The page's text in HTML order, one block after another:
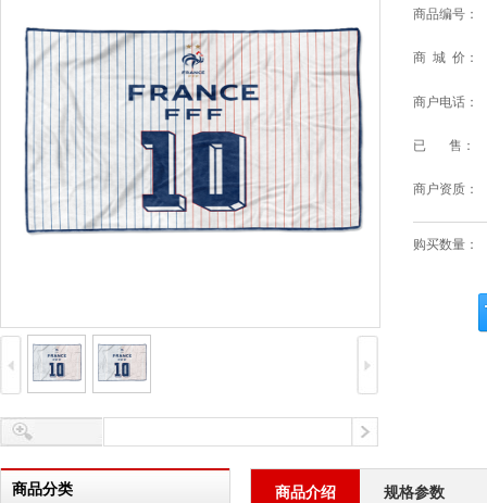
商品编号：
商 城 价：
商户电话：
已 售：
商户资质：
购买数量：
商品分类 商品介绍 规格参数